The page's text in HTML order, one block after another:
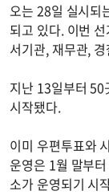
오는 28일 실시되
되고 있다. 이번
서기관, 재무관,
지난 13일부터 50
시작됐다.
이미 우편투표와
운영은 1월 말부
소가 운영되기 시